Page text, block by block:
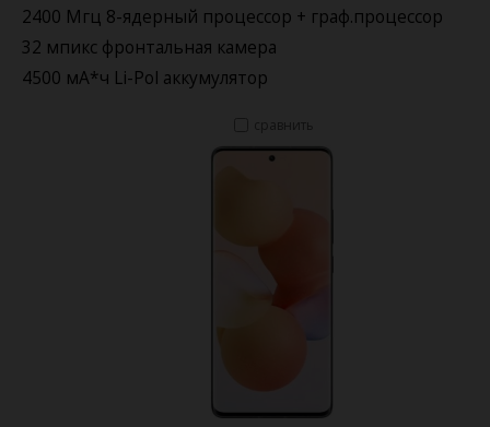
2400 Мгц 8-ядерный процессор + граф.процессор
32 мпикс фронтальная камера
4500 мА*ч Li-Pol аккумулятор